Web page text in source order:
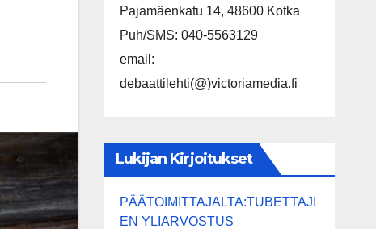
Pajamäenkatu 14, 48600 Kotka
Puh/SMS: 040-5563129
email:
debaattilehti(@)victoriamedia.fi
Lukijan Kirjoitukset
PÄÄTOIMITTAJALTA:TUBETTAJI
EN YLIARVOSTUS